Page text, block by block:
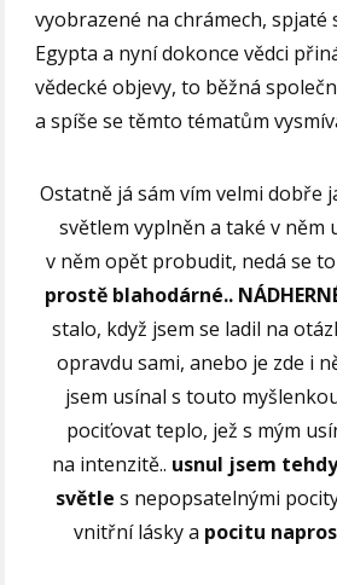
vyobrazené na chrámech, spjaté
Egypta a nyní dokonce vědci
vědecké objevy, to běžná
a spíše se těmto tématům
Ostatně já sám vím velmi dobře
světlem vyplněn a také v něm
v něm opět probudit, nedá se
prostě blahodárné..
stalo, když jsem se ladil na
opravdu sami, anebo je zde i
jsem usínal s touto
pociťovat teplo, jež s mým
na intenzitě.. usnul jsem
světle s nepopsatelnými
vnitřní lásky a pocitu